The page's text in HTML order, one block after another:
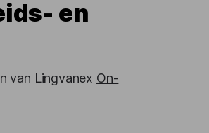
en
van Lingvanex On-